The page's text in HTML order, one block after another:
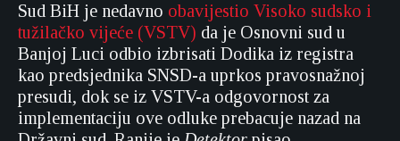
Sud BiH je nedavno obavijestio Visoko sudsko i
tužilačko vijeće (VSTV) da je Osnovni sud u
Banjoj Luci odbio izbrisati Dodika iz registra
kao predsjednika SNSD-a uprkos pravosnažnoj
presudi, dok se iz VSTV-a odgovornost za
implementaciju ove odluke prebacuje nazad na